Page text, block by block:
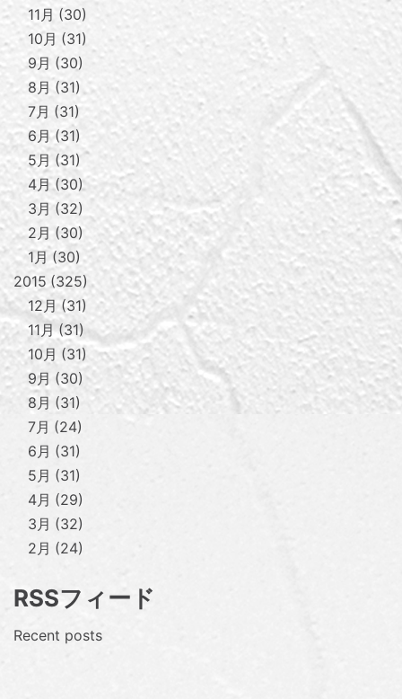
11月
30
10月
31
9月
30
8月
31
7月
31
6月 31
5月
31
4月 30
3月
32
2月
30
1月
30
2015 325
12月
31
11月 31
10月
31
9月
30
8月
31
7月
24
6月
31
5月
31
4月
29
3月
32
2月
24
RSSフィード
Recent posts